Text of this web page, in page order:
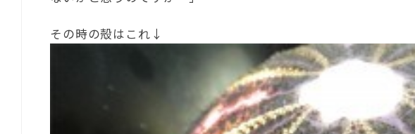
その時の殻はこれ↓